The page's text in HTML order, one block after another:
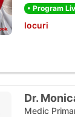
• Program
locuri
Dr.
Medic